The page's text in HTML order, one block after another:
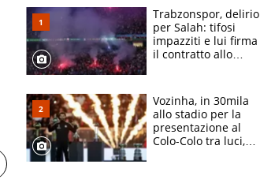
Trabzonspor, delirio
per Salah: tifosi
impazziti e lui firma
il contratto allo
Vozinha, in 30mila
allo stadio per la
presentazione al
Colo-Colo tra luci,